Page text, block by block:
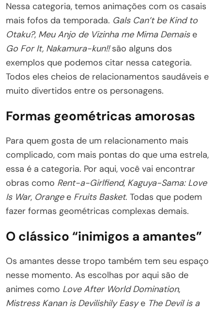
Nessa categoria, temos animações com os casais
mais fofos da temporada. Gals Can’t be Kind to
Otaku?, Meu Anjo de Vizinha me Mima Demaise
Go For It, Nakamura-kun!!são alguns dos
exemplos que podemos citar nessa categoria.
Todos eles cheios de relacionamentos saudáveis e
muito divertidos entre os personagens.
Formas geométricas amorosas
Para quem gosta de um relacionamento mais
complicado, com mais pontas do que uma estrela,
essa é a categoria. Por aqui, você vai encontrar
obras como Rent-a-Girlfiend, Kaguya-Sama: Love
Is War, Orange e Fruits Basket. Todas que podem
fazer formas geométricas complexas demais.
O clássico “inimigos a amantes”
Os amantes desse tropo também tem seu espaço
nesse momento. As escolhas por aqui são de
animes como Love After World Domination,
Mistress Kanan is Devilishily Easye The Devil is a